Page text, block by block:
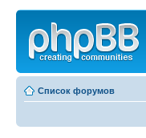
Список форумов